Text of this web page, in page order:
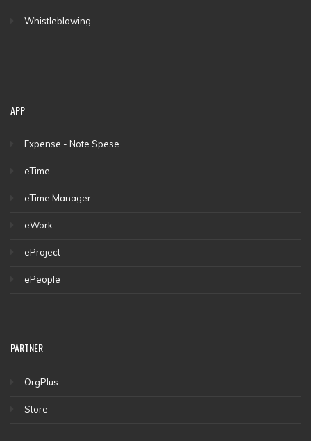
Whistleblowing
APP
Expense - Note Spese
eTime
eTime Manager
eWork
eProject
ePeople
PARTNER
OrgPlus
Store